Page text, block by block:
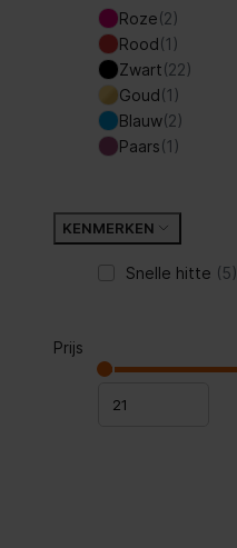
Roze(2)
Rood(1)
Zwart(22)
Goud(1)
Blauw(2)
Paars(1)
KENMERKEN
Snelle hitte (5)
Prijs